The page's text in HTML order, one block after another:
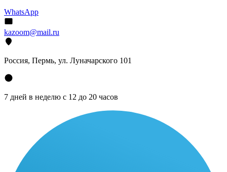
WhatsApp
kazoom@mail.ru
Россия, Пермь, ул. Луначарского 101
7 дней в неделю с 12 до 20 часов